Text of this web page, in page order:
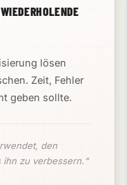
lösen
Zeit, Fehler
geben sollte.
den
ihn zu verbessern.“